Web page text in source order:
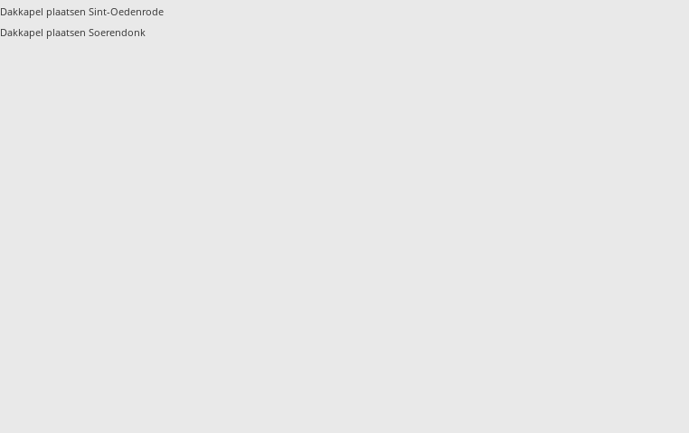
Dakkapel plaatsen Sint-Oedenrode
Dakkapel plaatsen Soerendonk